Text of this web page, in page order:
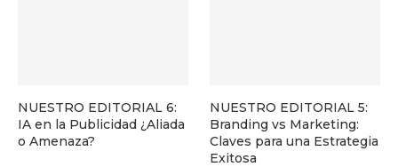
NUESTRO EDITORIAL 6:
IA en la Publicidad ¿Aliada
o Amenaza?
NUESTRO EDITORIAL 5:
Branding vs Marketing:
Claves para una Estrategia
Exitosa